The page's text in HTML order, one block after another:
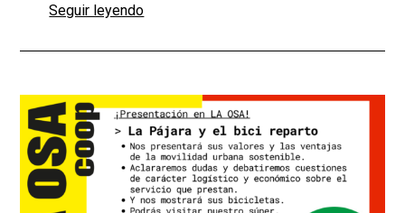
Seguir leyendo